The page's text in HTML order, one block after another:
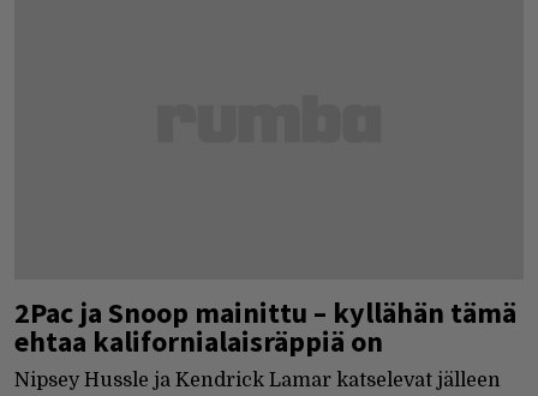
2Pac ja Snoop mainittu – kyllähän tämä
ehtaa kalifornialaisräppiä on
Nipsey Hussle ja Kendrick Lamar katselevat jälleen